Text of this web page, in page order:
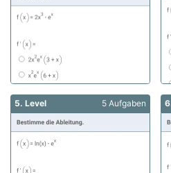
5. Level 5 Aufgaben